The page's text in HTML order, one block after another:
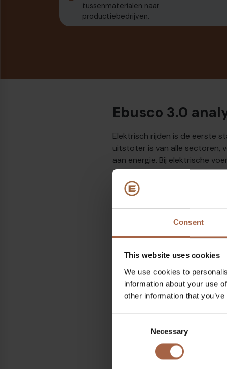
Consent
This website uses cookies
We use cookies to
information about your use
other information that
Necessary
tussenmaterialen naar
productiebedrijven.
Ebusco 3.0
Elektrisch rijden is de eerste
uitstoter is van alle sectoren,
aan energie. Bij elektrische
de voertuigen zelf, maar ook
te verminderen, kunnen we
energieverbruik te verlagen.
De levenscyclusanalyse
Hoewel vaak wordt
op te merken dat de meeste
De LCA-resultaten tonen